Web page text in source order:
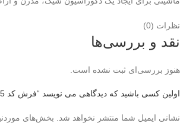
نظرات (0)
نقد و بررسی‌ها
هنوز بررسی‌ای ثبت نشده است.
اولین کسی باشید که دیدگاهی می نویسد “فرش کد 9315 لایت طرح هالیدی”
نشانی ایمیل شما منتشر نخواهد شد. بخش‌های